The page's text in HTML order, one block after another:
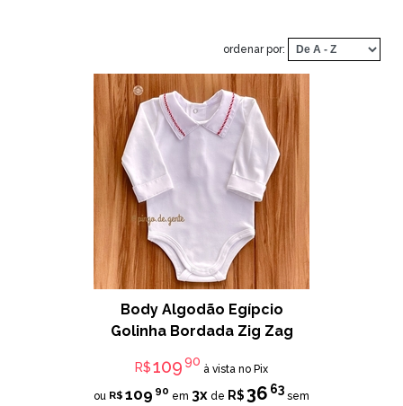
ordenar por:
Body Algodão Egípcio
Golinha Bordada Zig Zag
R$10990
à vista no Pix
ou R$ 109 90 em 3x de R$ 36 63
sem